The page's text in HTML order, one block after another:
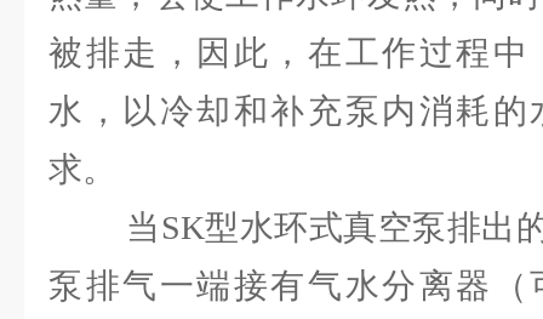
被排走，因此，在工作过程中
水，以冷却和补充泵内消耗
求。
当SK型水环式真空泵排出的
泵排气一端接有气水分离器